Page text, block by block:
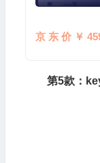
京 东 价 ￥
第5款：